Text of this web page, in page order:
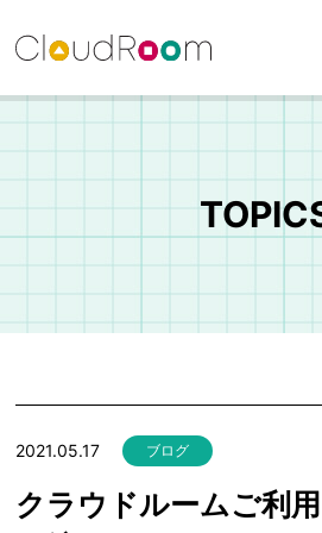
2021.05.17 ブログ
クラウドルームご利